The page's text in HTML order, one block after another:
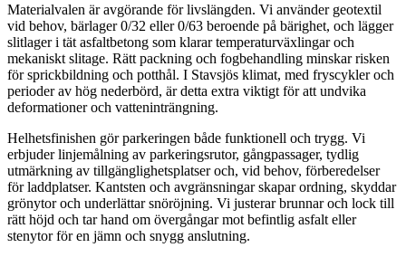
Materialvalen är avgörande för livslängden. Vi använder geotextil
vid behov, bärlager 0/32 eller 0/63 beroende på bärighet, och lägger
slitlager i tät asfaltbetong som klarar temperaturväxlingar och
mekaniskt slitage. Rätt packning och fogbehandling minskar risken
för sprickbildning och potthål. I Stavsjös klimat, med fryscykler och
perioder av hög nederbörd, är detta extra viktigt för att undvika
deformationer och vatteninträngning.
Helhetsfinishen gör parkeringen både funktionell och trygg. Vi
erbjuder linjemålning av parkeringsrutor, gångpassager, tydlig
utmärkning av tillgänglighetsplatser och, vid behov, förberedelser
för laddplatser. Kantsten och avgränsningar skapar ordning, skyddar
grönytor och underlättar snöröjning. Vi justerar brunnar och lock till
rätt höjd och tar hand om övergångar mot befintlig asfalt eller
stenytor för en jämn och snygg anslutning.